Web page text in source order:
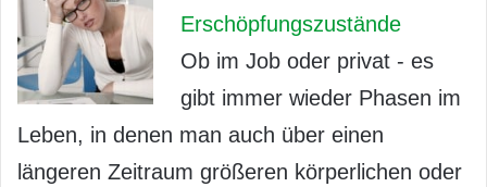
Erschöpfungszustände
Ob im Job oder privat - es
gibt immer wieder Phasen im
Leben, in denen man auch über einen
längeren Zeitraum größeren körperlichen oder